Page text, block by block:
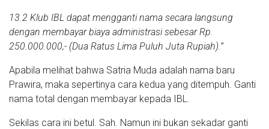
13.2 Klub IBL dapat mengganti nama secara langsung
dengan membayar biaya administrasi sebesar Rp.
250.000.000,- (Dua Ratus Lima Puluh Juta Rupiah). ”
Apabila melihat bahwa Satria Muda adalah nama baru
Prawira, maka sepertinya cara kedua yang ditempuh. Ganti
nama total dengan membayar kepada IBL.
Sekilas cara ini betul. Sah. Namun ini bukan sekadar ganti